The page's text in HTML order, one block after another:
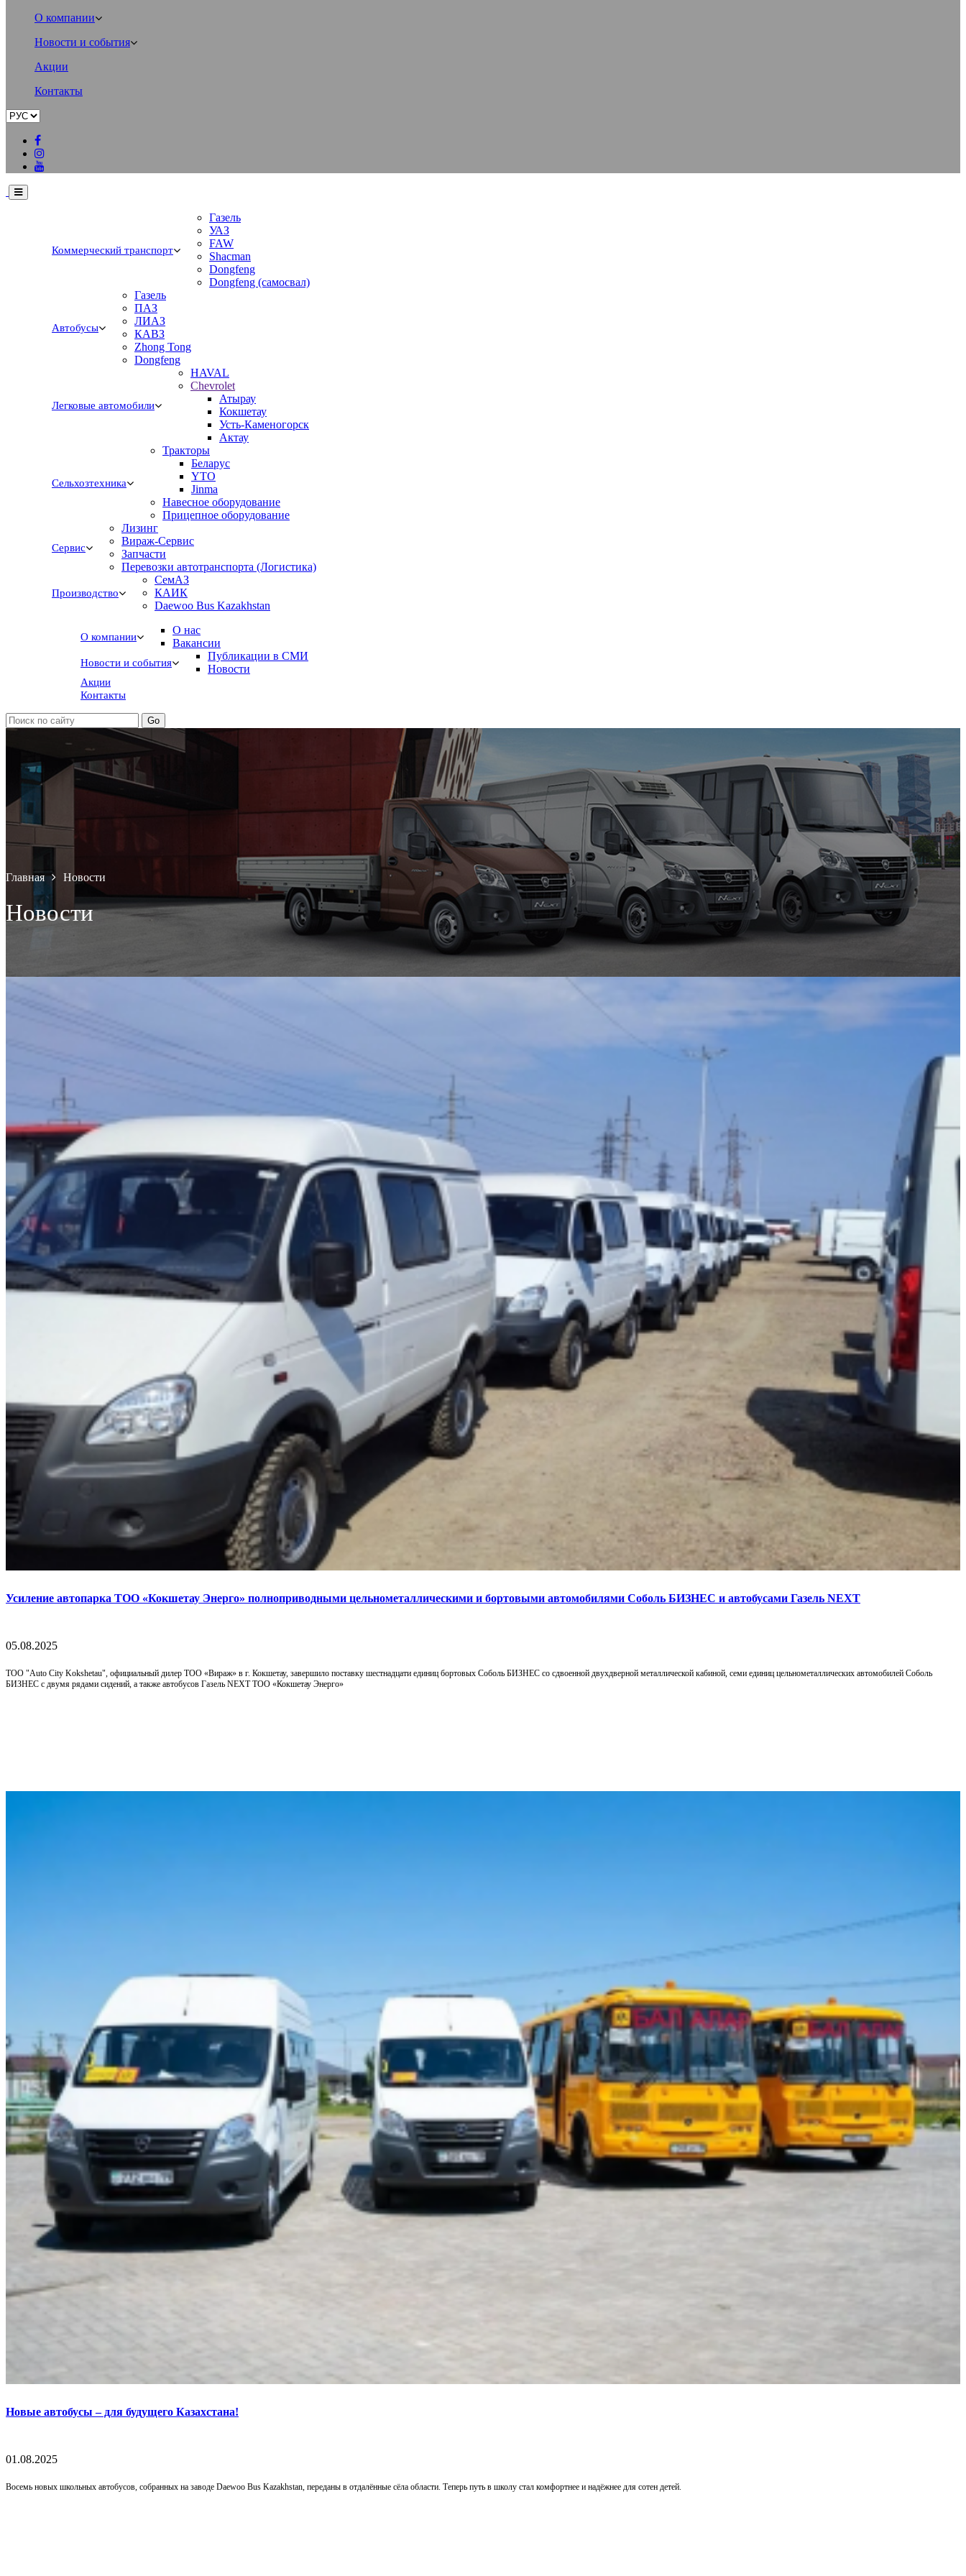
О компании
Новости и события
Акции
Контакты
Коммерческий транспорт
Газель
УАЗ
FAW
Shacman
Dongfeng
Dongfeng (самосвал)
Автобусы
Газель
ПАЗ
ЛИАЗ
КАВЗ
Zhong Tong
Dongfeng
Легковые автомобили
HAVAL
Chevrolet
Атырау
Кокшетау
Усть-Каменогорск
Актау
Сельхозтехника
Тракторы
Беларус
YTO
Jinma
Навесное оборудование
Прицепное оборудование
Сервис
Лизинг
Вираж-Сервис
Запчасти
Перевозки автотранспорта (Логистика)
Производство
СемАЗ
КАИК
Daewoo Bus Kazakhstan
О компании
О нас
Вакансии
Новости и события
Публикации в СМИ
Новости
Акции
Контакты
Главная Новости
Новости
Усиление автопарка ТОО «Кокшетау Энерго» полноприводными цельнометаллическими и бортовыми автомобилями Соболь БИЗНЕС и автобусами Газель NEXT
05.08.2025
ТОО "Auto City Kokshetau", официальный дилер ТОО «Вираж» в г. Кокшетау, завершило поставку шестнадцати единиц бортовых Соболь БИЗНЕС со сдвоенной двухдверной металлической кабиной, семи единиц цельнометаллических автомобилей Соболь
БИЗНЕС с двумя рядами сидений, а также автобусов Газель NEXT ТОО «Кокшетау Энерго»
Новые автобусы – для будущего Казахстана!
01.08.2025
Восемь новых школьных автобусов, собранных на заводе Daewoo Bus Kazakhstan, переданы в отдалённые сёла области. Теперь путь в школу стал комфортнее и надёжнее для сотен детей.